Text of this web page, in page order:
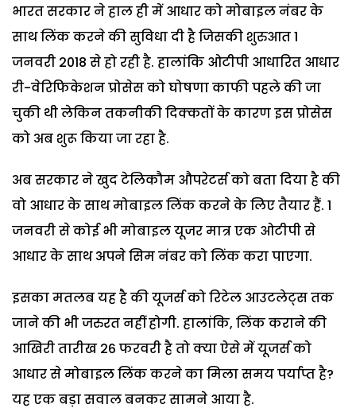
भारत सरकार ने हाल ही में आधार को मोबाइल नंबर के
साथ लिंक करने की सुविधा दी है जिसकी शुरुआत 1
जनवरी 2018 से हो रही है. हालांकि ओटीपी आधारित आधार
री-वेरिफिकेशन प्रोसेस को घोषणा काफी पहले की जा
चुकी थी लेकिन तकनीकी दिक्कतों के कारण इस प्रोसेस
को अब शुरू किया जा रहा है.
अब सरकार ने खुद टेलिकौम औपरेटर्स को बता दिया है की
वो आधार के साथ मोबाइल लिंक करने के लिए तैयार हैं. 1
जनवरी से कोई भी मोबाइल यूजर मात्र एक ओटीपी से
आधार के साथ अपने सिम नंबर को लिंक करा पाएगा.
इसका मतलब यह है की यूजर्स को रिटेल आउटलेट्स तक
जाने की भी जरुरत नहीं होगी. हालांकि, लिंक कराने की
आखिरी तारीख 26 फरवरी है तो क्या ऐसे में यूजर्स को
आधार से मोबाइल लिंक करने का मिला समय पर्याप्त है?
यह एक बड़ा सवाल बनकर सामने आया है.